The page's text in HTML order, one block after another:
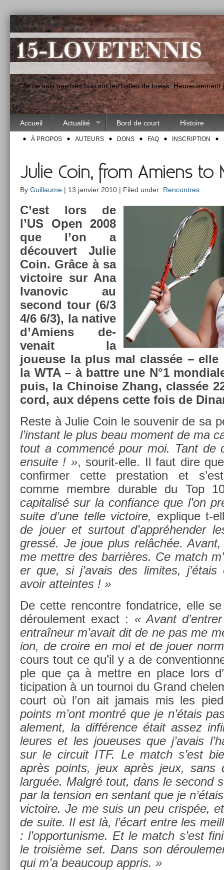
"Je ne suis pas très bon sur les balles de break.
Accueil Actualité Bord de court Histoire
À PROPOS AUTEURS DONS FAQ INSCRIPTION
Julie Coin, from Amiens to
By Guillaume | 13 janvier 2010 | Filed under: Rencontres
C’est lors de
l’US Open 2008
que l’on a
découvert Julie
Coin. Grâce à sa
vic­toire sur Ana
Ivanovic au
second tour (6/3
4/6 6/3), la native
d’Amiens de­
venait la
joueuse la plus mal classée – elle
la WTA – à battre une N°1
puis, la Chino­ise Zhang, classée
cord, aux dépens cette fois de
Reste à Julie Coin le souvenir de sa
l’instant le plus beau mo­ment de ma
tout a com­mencé pour moi. Tant de
en­suite ! », sourit-elle. Il faut dire
con­firm­er cette pre­sta­tion et
comme mem­bre dur­able du Top
capitalisé sur la con­fian­ce que l’on
suite d’une telle vic­toire, ex­plique t-
de jouer et sur­tout d’appréhend­er
gressé. Je joue plus relâchée. Avant,
me mettre des barrières. Ce match
er que, si j’avais des li­mites,
avoir at­tein­tes ! »
De cette re­ncontre fon­datrice, elle
déroule­ment exact : « Avant
entraîneur m’avait dit de ne pas me
ion, de croire en moi et de jouer
cours tout ce qu’il y a de
ple que ça à mettre en place lors
ticipa­tion à un tour­noi du Grand
court où l’on ait jamais mis les
points m’ont montré que je n’étais
ale­ment, la différence était assez
leures et les joueuses que j’avais
sur le cir­cuit ITF. Le match s’est
après points, jeux après jeux, sans
larguée. Malgré tout, dans le second
par la tens­ion en sen­tant que je
vic­toire. Je me suis un peu crispée,
de suite. Il est là, l’écart entre les
: l’op­portunis­me. Et le match s’est
le troisiè­me set. Dans son
qui m’a be­aucoup appris. »